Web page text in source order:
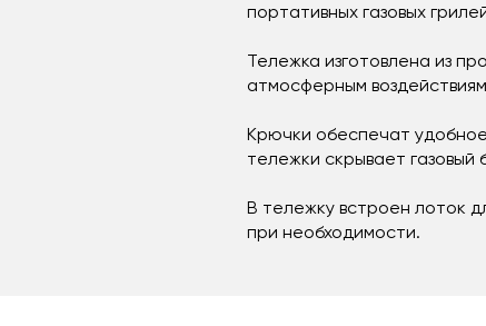
портативных газовых
Тележка изготовлена из
атмосферным
Крючки обеспечат
тележки скрывает газовый
В тележку встроен лоток
при необходимости.